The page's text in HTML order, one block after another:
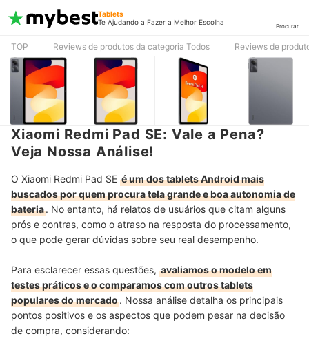
Tablets
Te Ajudando a Fazer a Melhor Escolha
Procurar
TOP Reviews de produtos da categoria Todos Reviews de
Xiaomi Redmi Pad SE: Vale a Pena?
Veja Nossa Análise!
O Xiaomi Redmi Pad SE é um dos tablets Android mais
buscados por quem procura tela grande e boa autonomia de
bateria. No entanto, há relatos de usuários que citam alguns
prós e contras, como o atraso na resposta do processamento,
o que pode gerar dúvidas sobre seu real desempenho.
Para esclarecer essas questões, avaliamos o modelo em
testes práticos e o comparamos com outros tablets
populares do mercado. Nossa análise detalha os principais
pontos positivos e os aspectos que podem pesar na decisão
de compra, considerando: